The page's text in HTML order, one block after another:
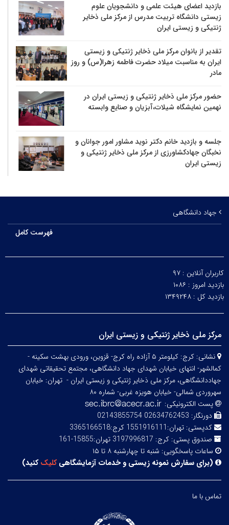
بازدید اعضای هیئت علمی و دانشجویان علوم
زیستی دانشگاه تربیت مدرس از مرکز ملی ذخایر
ژنتیکی و زیستی ایران
تقدیر از بانوان مرکز ملی ذخایر ژنتیکی و زیستی
ایران به مناسبت میلاد حضرت فاطمه زهرا(س) و روز
مادر
حضور مرکز ملی ذخایر ژنتیکی و زیستی ایران در
نهمین نمایشگاه شیلات،آبزیان و صنایع وابسته
جلسه و بازدید خانم دکتر نوید مشاور امور جوانان و
نخبگان جهادکشاورزی از مرکز ملی ذخایر ژنتیکی و
زیستی ایران
جهاد دانشگاهی
فهرست کامل
کاربران آنلاین : ۹۷
بازدید امروز : ۱۰۸۶
بازدید کل : ۱۳۴۹۲۴۸
مرکز ملی ذخایر ژنتیکی و زیستی ایران
نشانی:
کرج: کیلومتر ۵ آزاده راه کرج- قزوین، ورودی بهشت سکینه -
کمالشهر- انتهای خیابان شهدای جهاد دانشگاهی، مجتمع تحقیقاتی شهدای
جهاددانشگاهی، مرکز ملی ذخایر ژنتیکی و زیستی ایران - تهران: خیابان
سهروردی شمالی- خیابان هویزه غربی- شماره ۸۰
پست الکترونیکی:
دورنگار: 02634762453 02143855754
کدپستی: تهران:1551916111 کرج:3365166518
صندوق پستی: کرج: 3197996817 تهران:15855-161
ساعات پاسخگویی: شنبه تا چهارشنبه ۸ تا ۱۵
(برای سفارش نمونه زیستی و خدمات آزمایشگاهیکلیککنید)
تماس با ما